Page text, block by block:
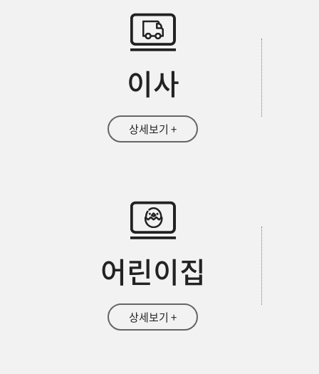
이사
상세보기 +
어린이집
상세보기 +